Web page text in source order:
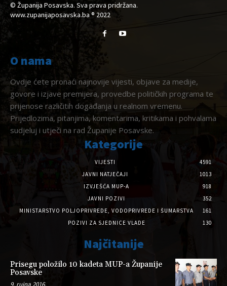
© Županija Posavska. Sva prava pridržana.
www.zupanijaposavska.ba ® 2022
O nama
Ovdje ćete pronaći najnovije vijesti, objave za medije,
govore i izjave premijera, provedbe političkih programa te
prijenose različitih događanja u realnom vremenu.
Prijedlozima, pitanjima, komentarima, kritikama i pohvalama
sudjeluj i utječi na rad Županije Posavske.
Kategorije
VIJESTI
4591
JAVNI NATJEČAJI
1013
IZVJEŠĆA MUP-A
918
JAVNI POZIVI
352
MINISTARSTVO POLJOPRIVREDE, VODOPRIVREDE I ŠUMARSTVA
161
POZIVI ZA SJEDNICE VLADE
130
Najčitanije
Prisegu položilo 10 kadeta MUP-a Županije
Posavske